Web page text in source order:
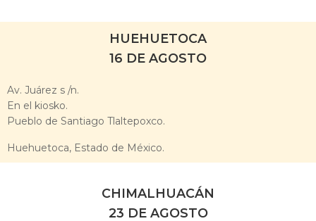
HUEHUETOCA
16 DE AGOSTO
Av. Juárez s /n.
En el kiosko.
Pueblo de Santiago Tlaltepoxco.
Huehuetoca, Estado de México.
CHIMALHUACÁN
23 DE AGOSTO